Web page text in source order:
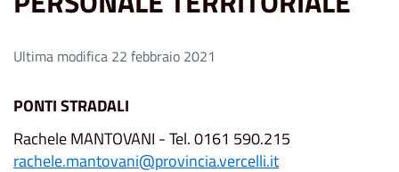
Ultima modifica 22 febbraio 2021
PONTI STRADALI
Rachele MANTOVANI - Tel. 0161 590.215
rachele.mantovani@provincia.vercelli.it